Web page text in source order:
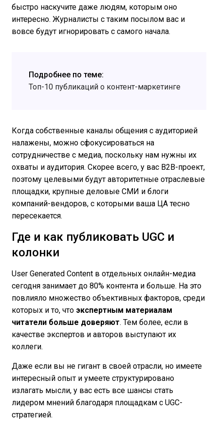
быстро наскучите даже людям, которым оно
интересно. Журналисты с таким посылом вас и
вовсе будут игнорировать с самого начала.
Подробнее по теме:
Топ-10 публикаций о контент-маркетинге
Когда собственные каналы общения с аудиторией
налажены, можно сфокусироваться на
сотрудничестве с медиа, поскольку нам нужны их
охваты и аудитория. Скорее всего, у вас B2B-проект,
поэтому целевыми будут авторитетные отраслевые
площадки, крупные деловые СМИ и блоги
компаний-вендоров, с которыми ваша ЦА тесно
пересекается.
Где и как публиковать UGC и
колонки
User Generated Content в отдельных онлайн-медиа
сегодня занимает до 80% контента и больше. На это
повлияло множество объективных факторов, среди
которых и то, что экспертным материалам
читатели больше доверяют. Тем более, если в
качестве экспертов и авторов выступают их
коллеги.
Даже если вы не гигант в своей отрасли, но имеете
интересный опыт и умеете структурировано
излагать мысли, у вас есть все шансы стать
лидером мнений благодаря площадкам с UGC-
стратегией.